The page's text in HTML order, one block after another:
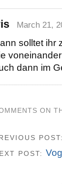
March 21,
solltet ihr
dann im
ON
POST:
POST: